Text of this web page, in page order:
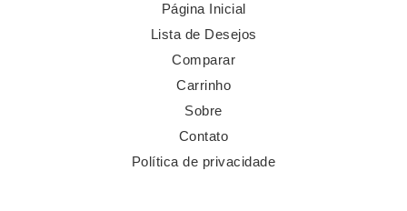
Página Inicial
Lista de Desejos
Comparar
Carrinho
Sobre
Contato
Política de privacidade